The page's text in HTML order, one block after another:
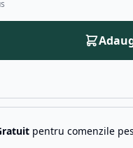
pentru comenzile